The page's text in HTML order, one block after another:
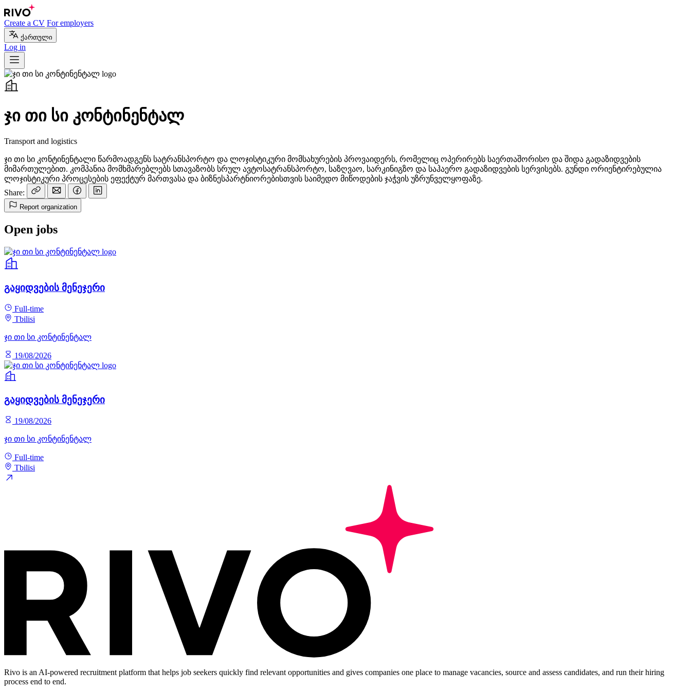
Create a CV For employers
ქართული
Log in
ჯი თი სი კონტინენტალ
Transport and logistics
ჯი თი სი კონტინენტალი წარმოადგენს სატრანსპორტო და ლოჯისტიკური მომსახურების პროვაიდერს, რომელიც ოპერირებს საერთაშორისო და შიდა გადაზიდვების
მიმართულებით. კომპანია მომხმარებლებს სთავაზობს სრულ ავტოსატრანსპორტო, საზღვაო, სარკინიგზო და საჰაერო გადაზიდვების სერვისებს. გუნდი ორიენტირებულია
ლოჯისტიკური პროცესების ეფექტურ მართვასა და ბიზნესპარტნიორებისთვის საიმედო მიწოდების ჯაჭვის უზრუნველყოფაზე.
Share:
Report organization
Open jobs
გაყიდვების მენეჯერი
Full-time
Tbilisi
ჯი თი სი კონტინენტალ
19/08/2026
გაყიდვების მენეჯერი
19/08/2026
ჯი თი სი კონტინენტალ
Full-time
Tbilisi
Rivo is an AI-powered recruitment platform that helps job seekers quickly find relevant opportunities and gives companies one place to manage vacancies, source and assess candidates, and run their hiring
process end to end.